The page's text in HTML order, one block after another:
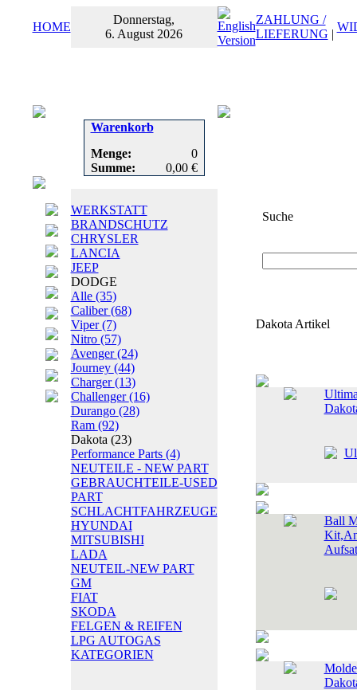
HOME
Donnerstag,
6. August 2026
ZAHLUNG /
LIEFERUNG |
Warenkorb
Menge:
0
Summe:
0,00 €
WERKSTATT
BRANDSCHUTZ
CHRYSLER
LANCIA
JEEP
DODGE
Alle (35)
Caliber(68)
Viper(7)
Nitro (57)
Avenger(24)
Journey (44)
Charger(13)
Challenger(16)
Durango (28)
Ram (92)
Dakota (23)
Performance Parts (4)
NEUTEILE - NEW PART
GEBRAUCHTEILE-USED
PART
SCHLACHTFAHRZEUGE
HYUNDAI
MITSUBISHI
LADA
NEUTEIL-NEW PART
GM
FIAT
SKODA
FELGEN & REIFEN
LPG AUTOGAS
KATEGORIEN
Suche
Dakota Artikel
Ball